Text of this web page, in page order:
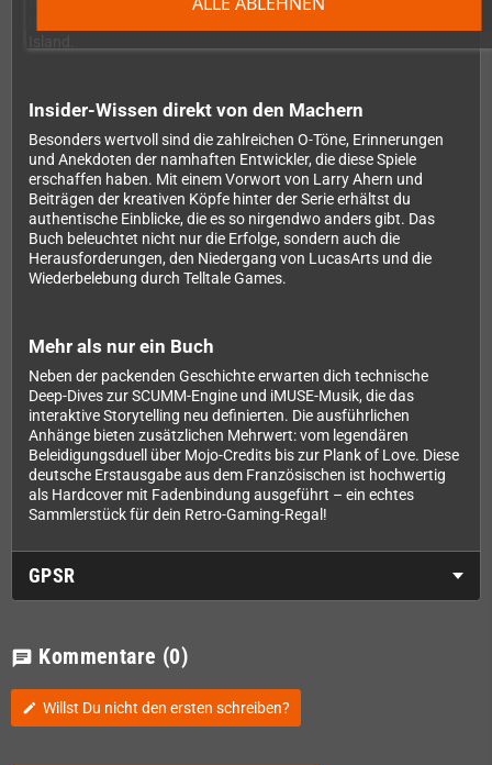
Insider-Wissen direkt von den Machern
Besonders wertvoll sind die zahlreichen O-Töne, Erinnerungen
und Anekdoten der namhaften Entwickler, die diese Spiele
erschaffen haben. Mit einem Vorwort von Larry Ahern und
Beiträgen der kreativen Köpfe hinter der Serie erhältst du
authentische Einblicke, die es so nirgendwo anders gibt. Das
Buch beleuchtet nicht nur die Erfolge, sondern auch die
Herausforderungen, den Niedergang von LucasArts und die
Wiederbelebung durch Telltale Games.
Mehr als nur ein Buch
Neben der packenden Geschichte erwarten dich technische
Deep-Dives zur SCUMM-Engine und iMUSE-Musik, die das
interaktive Storytelling neu definierten. Die ausführlichen
Anhänge bieten zusätzlichen Mehrwert: vom legendären
Beleidigungsduell über Mojo-Credits bis zur Plank of Love. Diese
deutsche Erstausgabe aus dem Französischen ist hochwertig
als Hardcover mit Fadenbindung ausgeführt – ein echtes
Sammlerstück für dein Retro-Gaming-Regal!
GPSR
chat Kommentare (0)
edit Willst Du nicht den ersten schreiben?